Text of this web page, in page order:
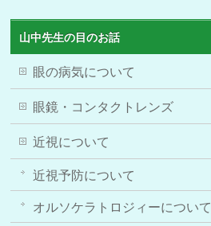
山中先生の目のお話
眼の病気について
眼鏡・コンタクトレンズ
近視について
近視予防について
オルソケラトロジィーについて